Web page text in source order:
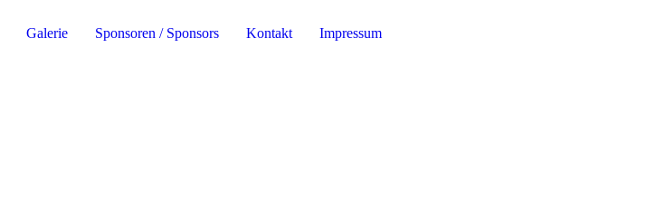
Galerie Sponsoren / Sponsors Kontakt Impressum